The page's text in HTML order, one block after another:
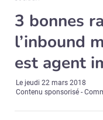
3 bonnes
l’inbound
est agent
Lejeudi 22 mars 2018
Contenu sponsorisé -